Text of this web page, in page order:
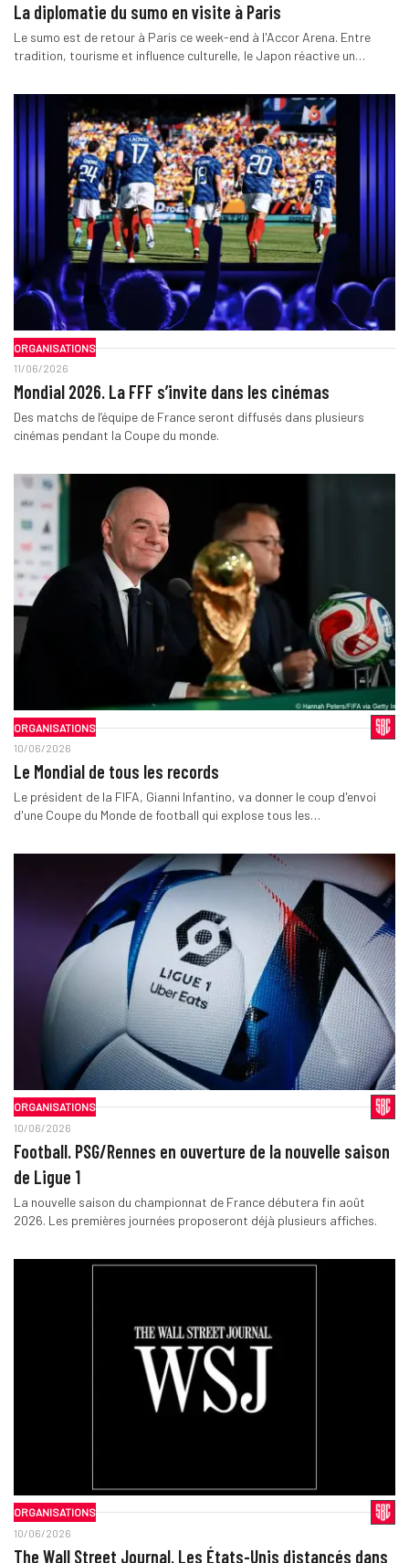
La diplomatie du sumo en visite à Paris
Le sumo est de retour à Paris ce week-end à l'Accor Arena. Entre
tradition, tourisme et influence culturelle, le Japon réactive un…
ORGANISATIONS
11/06/2026
Mondial 2026. La FFF s’invite dans les cinémas
Des matchs de l’équipe de France seront diffusés dans plusieurs
cinémas pendant la Coupe du monde.
ORGANISATIONS
10/06/2026
Le Mondial de tous les records
Le président de la FIFA, Gianni Infantino, va donner le coup d'envoi
d'une Coupe du Monde de football qui explose tous les…
ORGANISATIONS
10/06/2026
Football. PSG/Rennes en ouverture de la nouvelle saison
de Ligue 1
La nouvelle saison du championnat de France débutera fin août
2026. Les premières journées proposeront déjà plusieurs affiches.
ORGANISATIONS
10/06/2026
The Wall Street Journal. Les États-Unis distancés dans